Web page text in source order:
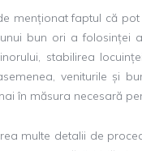
menționat faptul că
bun ori a folosinței
stabilirea
veniturile și
în măsura necesară
multe detalii de